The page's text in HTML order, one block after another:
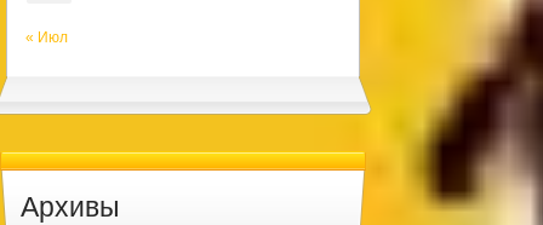
« Июл
Архивы